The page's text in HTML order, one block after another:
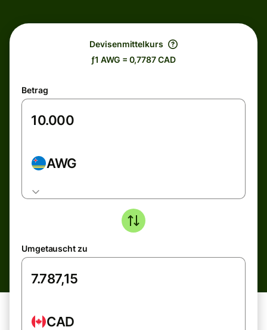
Devisenmittelkurs
ƒ1 AWG = 0,7787 CAD
Betrag
AWG
Umgetauscht zu
CAD